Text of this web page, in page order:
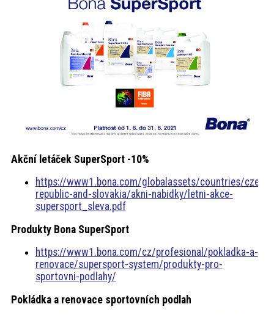
Akční letáček SuperSport -10%
https://www1.bona.com/globalassets/countries/czech-
republic-and-slovakia/akni-nabidky/letni-akce-
supersport_sleva.pdf
Produkty Bona SuperSport
https://www1.bona.com/cz/profesional/pokladka-a-
renovace/supersport-system/produkty-pro-
sportovni-podlahy/
Pokládka a renovace sportovních podlah